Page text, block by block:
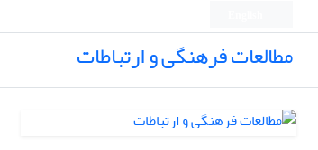
مطالعات فرهنگی و ارتباطات